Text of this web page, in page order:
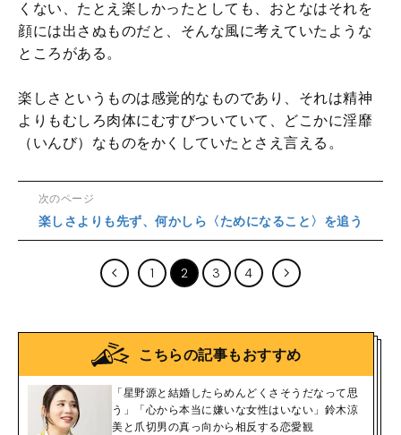
くない、たとえ楽しかったとしても、おとなはそれを
顔には出さぬものだと、そんな風に考えていたような
ところがある。
楽しさというものは感覚的なものであり、それは精神
よりもむしろ肉体にむすびついていて、どこかに淫靡
（いんび）なものをかくしていたとさえ言える。
次のページ
楽しさよりも先ず、何かしら〈ためになること〉を追う
1 2 3 4
こちらの記事もおすすめ
「星野源と結婚したらめんどくさそうだなって思
う」「心から本当に嫌いな女性はいない」鈴木涼
美と爪切男の真っ向から相反する恋愛観